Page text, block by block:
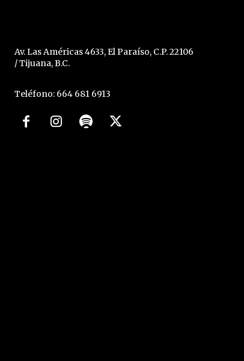
Av. Las Américas 4633, El Paraíso, C.P. 22106
/ Tijuana, B.C.
Teléfono: 664 681 6913